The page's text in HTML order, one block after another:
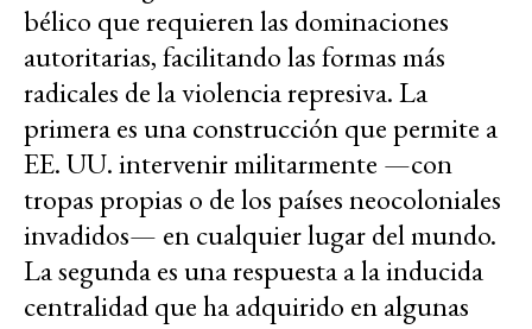
bélico que requieren las dominaciones
autoritarias, facilitando las formas más
radicales de la violencia represiva. La
primera es una construcción que permite a
EE. UU. intervenir militarmente —con
tropas propias o de los países neocoloniales
invadidos— en cualquier lugar del mundo.
La segunda es una respuesta a la inducida
centralidad que ha adquirido en algunas